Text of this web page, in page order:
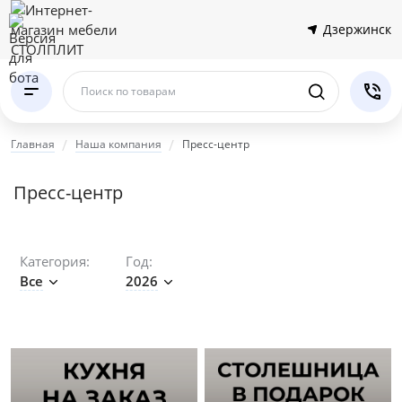
Дзержинск
Поиск по товарам
Главная Наша компания Пресс-центр
Пресс-центр
Категория:
Все
Год:
2026